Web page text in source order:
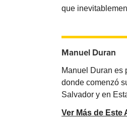
que
Manuel Duran
Manuel Duran es
donde comenzó
Salvador y en
Ver Más de Este